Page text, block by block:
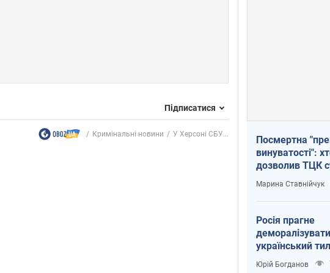
Підписатися
Кримінальні новини У Херсоні СБУ...
Посмертна
винуватості":
дозволив ТЦК
загиблих
Марина Ставнійчук
Росія прагне
деморалізувати
український
варто собі
Юрій Богданов